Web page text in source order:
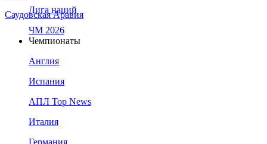
Саудовская Аравия
Лига наций
ЧМ 2026
Чемпионаты
Англия
Испания
АПЛ Top News
Италия
Германия